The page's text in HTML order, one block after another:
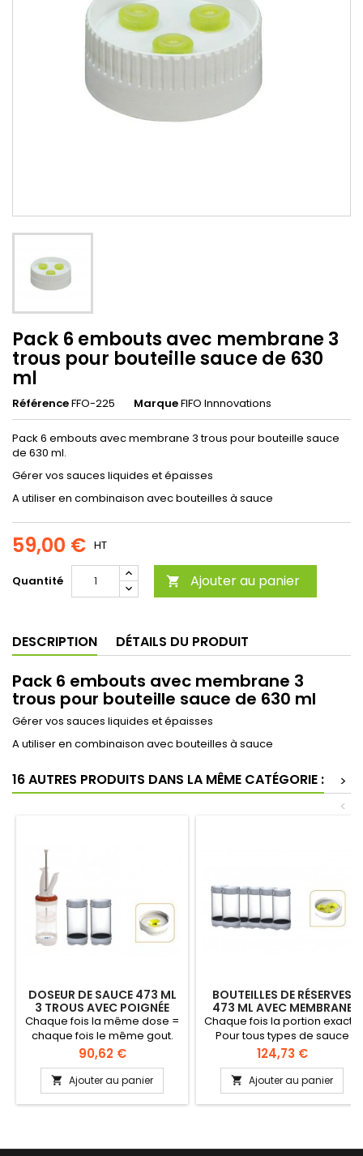
Pack 6 embouts avec membrane 3
trous pour bouteille sauce de 630
ml
RéférenceFFO-225 MarqueFIFO Innnovations
Pack 6 embouts avec membrane 3 trous pour bouteille sauce
de 630 ml.
Gérer vos sauces liquides et épaisses
A utiliser en combinaison avec bouteilles à sauce
59,00 € HT
Quantité  Ajouter au panier
DESCRIPTION DÉTAILS DU PRODUIT
Pack 6 embouts avec membrane 3
trous pour bouteille sauce de 630 ml
Gérer vos sauces liquides et épaisses
A utiliser en combinaison avec bouteilles à sauce
16 AUTRES PRODUITS DANS LA MÊME CATÉGORIE :
>
<
DOSEUR DE SAUCE 473 ML
3 TROUS AVEC POIGNÉE
Chaque fois la même dose =
chaque fois le même gout.
Élimine la perte de sauce.
Répartition rapide grâce à la
poignée ergonomique et les
bouteilles inter- changeables
et rechargeables. Contrôle
Prix
90,62 €
 Ajouter au panier
BOUTEILLES DE RÉSERVES
473 ML AVEC MEMBRANE
MEDIUM 3 TROUS
Chaque fois la portion exacte
Pour tous types de sauce
Chaque fois la même dose =
chaque fois le même goût
Élimine la perte de sauce -
nettoyage facile Répartition
rapide grâce à la poignée
et rechargeables
Prix
124,73 €
 Ajouter au panier